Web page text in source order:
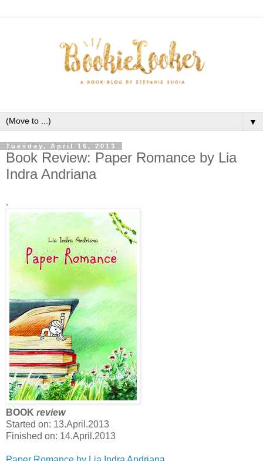
▼
Tuesday, April 16, 2013
Book Review: Paper Romance by Lia
Indra Andriana
.
BOOK review
Started on: 13.April.2013
Finished on: 14.April.2013